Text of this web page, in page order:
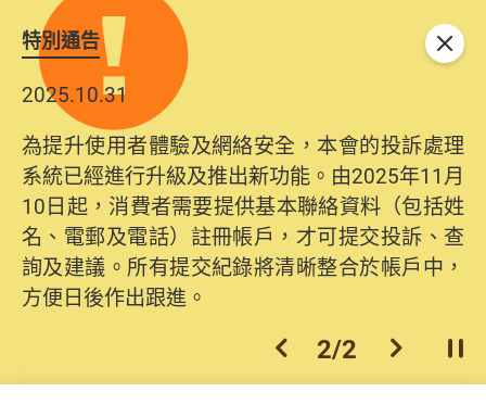
特別通告
2025.10.31
為提升使用者體驗及網絡安全，本會的投訴處理
系統已經進行升級及推出新功能。由2025年11月
10日起，消費者需要提供基本聯絡資料（包括姓
名、電郵及電話）註冊帳戶，才可提交投訴、查
詢及建議。所有提交紀錄將清晰整合於帳戶中，
方便日後作出跟進。
上一個
2/2 下一個開
關閉